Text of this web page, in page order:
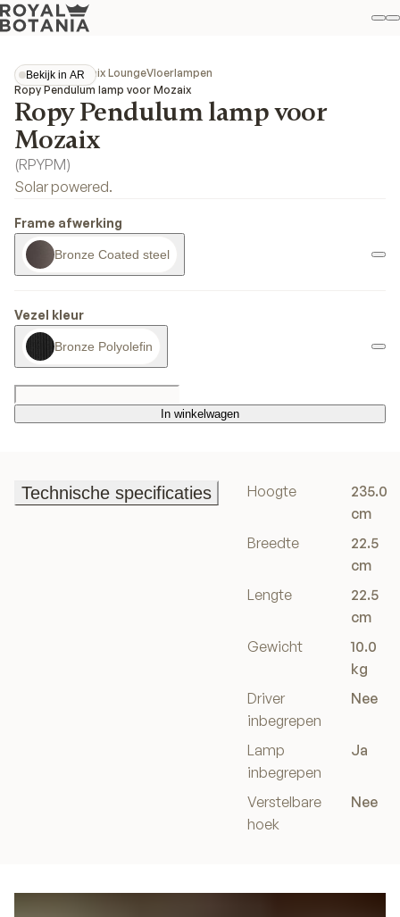
Bekijk in AR
Bekijk in AR
Collecties Mozaix LoungeVloerlampen
Ropy Pendulum lamp voor Mozaix
Ropy Pendulum lamp voor
Mozaix
(RPYPM)
Solar powered.
Frame afwerking
Bronze Coated steel
Vezel kleur
Bronze Polyolefin
In winkelwagen
In winkelwagen
Technische specificaties
Hoogte
235.0
cm
Breedte
22.5
cm
Lengte
22.5
cm
Gewicht
10.0
kg
Driver
inbegrepen
Nee
Lamp
inbegrepen
Ja
Verstelbare
hoek
Nee